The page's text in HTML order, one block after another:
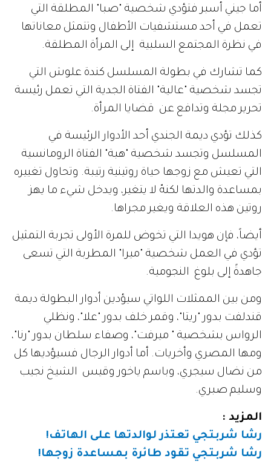
أما جيني أسبر فتؤدي شخصية "صبا" المطلقة التي
تعمل في أحد مستشفيات الأطفال وتتمثل معاناتها
في نظرة المجتمع السلبية إلى المرأة المطلقة.
كما تشارك في بطولة المسلسل كندة علوش التي
تجسد شخصية "عالية" الفتاة الجدية التي تعمل رئيسة
تحرير مجلة وتدافع عن قضايا المرأة.
كذلك تؤدي ديمة الجندي أحد الأدوار الرئيسة في
المسلسل وتجسد شخصية "هبة" الفتاة الرومانسية
التي تعيش مع زوجها حياة روتينية رتيبة. وتحاول تغييره
بمساعدة والدتها لكنهّ لا يتغير، ويدخل شيء ما يهز
روتين هذه العلاقة ويغير مجراها.
أيضاً، فإن هويدا التي تخوض للمرة الأولى تجربة التمثيل
تؤدي في العمل شخصية "ميرا" المطربة التي تسعى
جاهدةً إلى بلوغ النجومية.
ومن بين الممثلات اللواتي سيؤدين أدوار البطولة ديمة
قندلفت بدور "ريتا"، وقمر خلف بدور "علا"، ونظلي
الرواس بشخصية " ميرفت"، وصفاء سلطان بدور "رنا"،
ومها المصري وأخريات. أما أدوار الرجال فسيؤديها كل
من نضال سيجري، وباسم ياخور وقيس الشيخ نجيب
وسليم صبري.
المزيد :
رشا شربتجي تعتذر لوالدتها على الهاتف!
رشا شربتجي تقود طائرة بمساعدة زوجها!